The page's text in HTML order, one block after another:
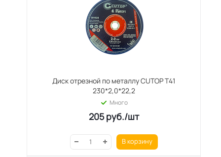
Диск отрезной по металлу CUTOP T41
230*2,0*22,2
Много
205руб./шт
В корзину